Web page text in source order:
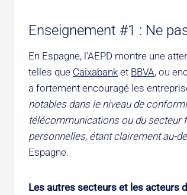
Enseignement #1 : Ne
En Espagne, l’AEPD montre une
telles que Caixabank et BBVA, ou
a fortement encouragé les
notables dans le niveau de
télécommunications ou du secteur
personnelles, étant clairement au-
Espagne.
Les autres secteurs et les acteurs